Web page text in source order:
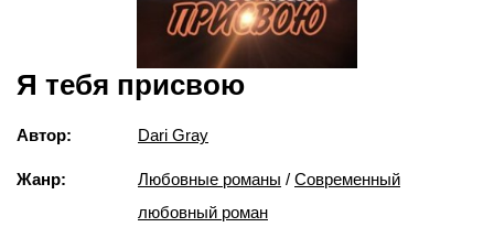
Я тебя присвою
Автор: Dari Gray
Жанр: Любовные романы / Современный
любовный роман